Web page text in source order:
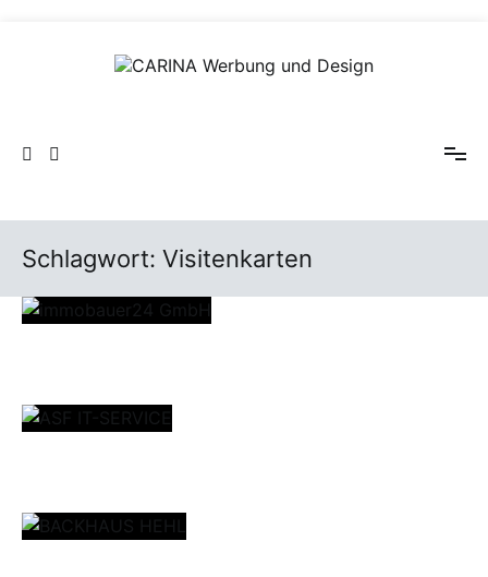
Schlagwort: Visitenkarten